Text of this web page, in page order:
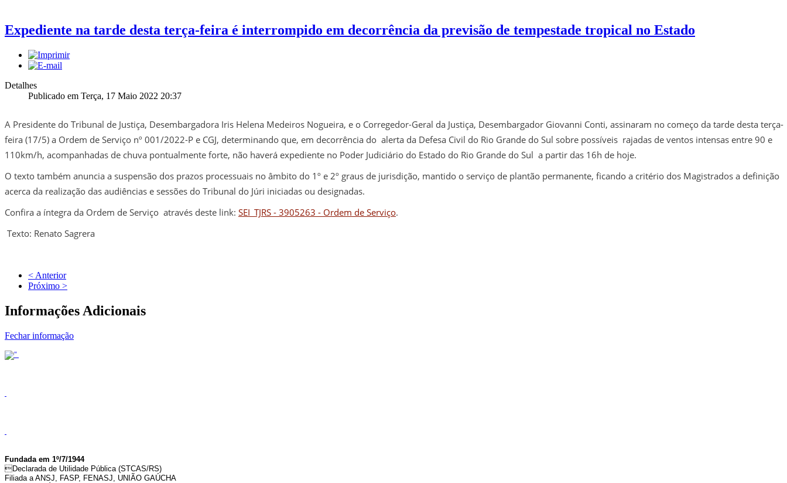
Expediente na tarde desta terça-feira é interrompido em decorrência da previsão de tempestade tropical no Estado
Detalhes
Publicado em Terça, 17 Maio 2022 20:37
A Presidente do Tribunal de Justiça, Desembargadora Iris Helena Medeiros Nogueira, e o Corregedor-Geral da Justiça, Desembargador Giovanni Conti, assinaram no começo da tarde desta terça-
feira (17/5) a Ordem de Serviço nº 001/2022-P e CGJ, determinando que, em decorrência do alerta da Defesa Civil do Rio Grande do Sul sobre possíveis rajadas de ventos intensas entre 90 e
110km/h, acompanhadas de chuva pontualmente forte, não haverá expediente no Poder Judiciário do Estado do Rio Grande do Sul a partir das 16h de hoje.
O texto também anuncia a suspensão dos prazos processuais no âmbito do 1º e 2º graus de jurisdição, mantido o serviço de plantão permanente, ficando a critério dos Magistrados a definição
acerca da realização das audiências e sessões do Tribunal do Júri iniciadas ou designadas.
Confira a íntegra da Ordem de Serviço através deste link: SEI_TJRS - 3905263 - Ordem de Serviço.
Texto: Renato Sagrera
< Anterior
Próximo >
Informações Adicionais
Fechar informação
Fundada em 1º/7/1944
Declarada de Utilidade Pública (STCAS/RS)
Filiada a ANSJ, FASP, FENASJ, UNIÃO GAÚCHA